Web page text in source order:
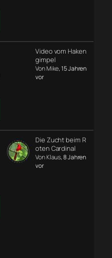
Video vom Haken
gimpel
Von Mike, 15 Jahren
vor
Die Zucht beim R
oten Cardinal
Von Klaus, 8 Jahren
vor